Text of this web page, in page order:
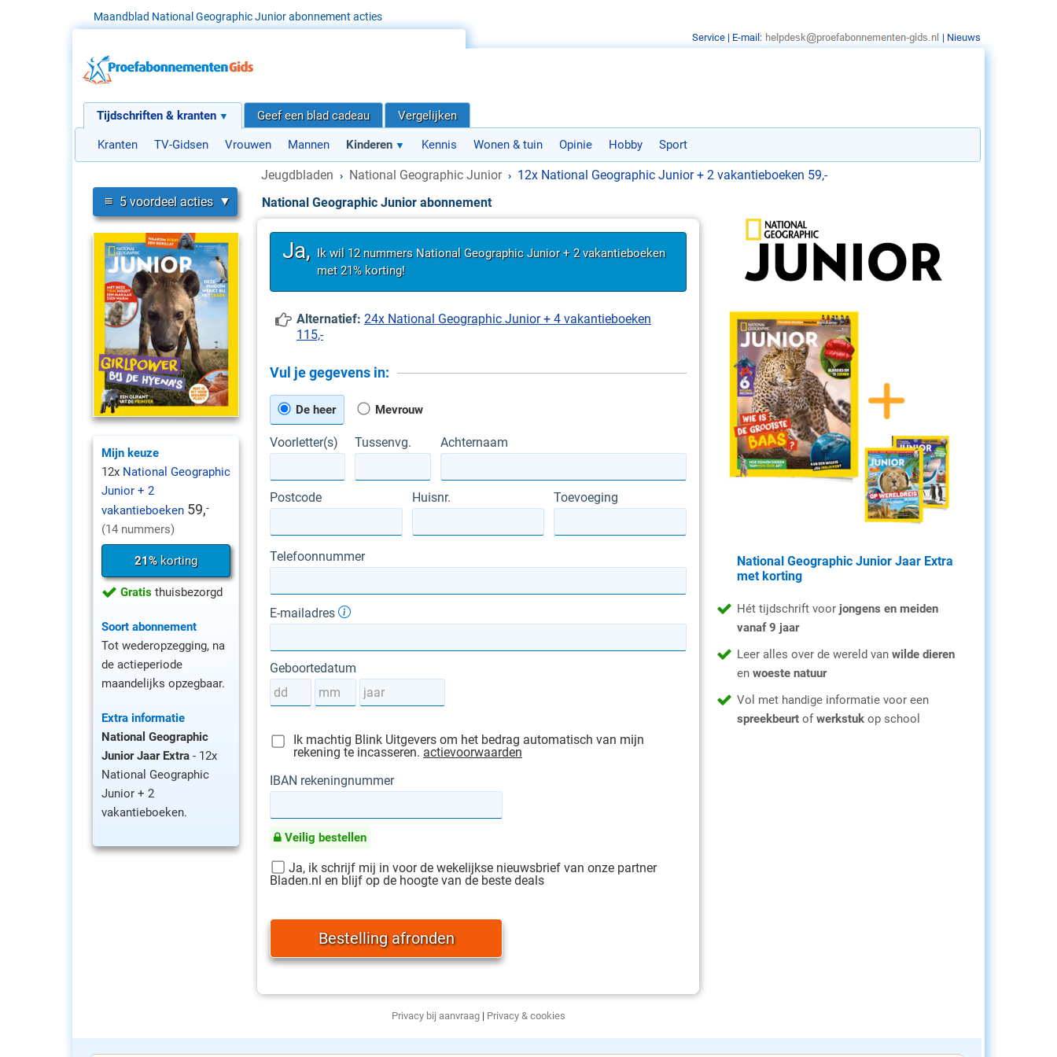
Maandblad National Geographic Junior abonnement acties
Tijdschriften & kranten
Kranten TV-Gidsen Vrouwen Mannen Kinderen Kennis Wonen & tuin Opinie Hobby Sport
Geef een blad cadeau Vergelijken
Jeugdbladen › National Geographic Junior › 12x National Geographic Junior + 2 vakantieboeken 59,-
≡ 5 voordeel acties
Mijn keuze
12x National Geographic
Junior + 2
vakantieboeken 59,-
(14 nummers)
21%korting
Gratis thuisbezorgd
Soort abonnement
Tot wederopzegging, na
de actieperiode
maandelijks opzegbaar.
Extra informatie
National Geographic
Junior Jaar Extra - 12x
National Geographic
Junior + 2
vakantieboeken.
National Geographic Junior abonnement
Ja, Ik wil 12 nummers National Geographic Junior + 2 vakantieboeken
met 21% korting!
Alternatief: 24x National Geographic Junior + 4 vakantieboeken
115,-
Vul je gegevens in:
De heer Mevrouw
Voorletter(s) Tussenvg. Achternaam
Postcode Huisnr. Toevoeging
Telefoonnummer
E-mailadres
Geboortedatum
Ik machtig Blink Uitgevers om het bedrag automatisch van mijn
rekening te incasseren. actievoorwaarden
IBAN rekeningnummer
Veilig bestellen
Ja, ik schrijf mij in voor de wekelijkse nieuwsbrief van onze partner
Bladen.nl en blijf op de hoogte van de beste deals
Privacy bij aanvraag| Privacy & cookies
National Geographic Junior Jaar Extra
met korting
Hét tijdschrift voor jongens en meiden
vanaf 9 jaar
Leer alles over de wereld van wilde dieren
en woeste natuur
Vol met handige informatie voor een
spreekbeurt ofwerkstuk op school
Service | E-mail: | Nieuws